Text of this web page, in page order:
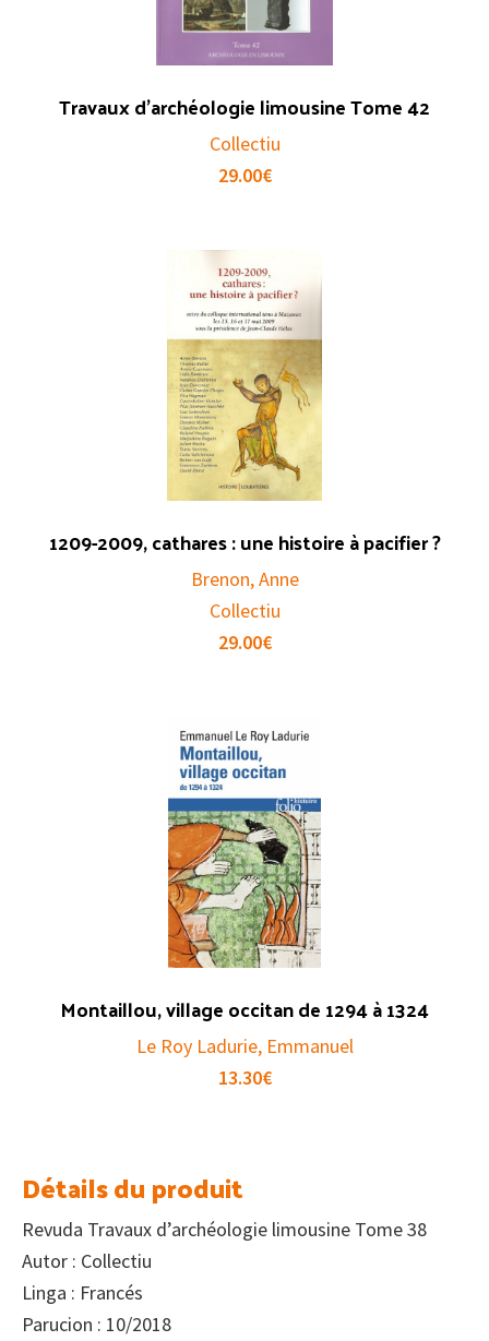
Travaux d’archéologie limousine Tome 42
Collectiu
29.00€
1209-2009, cathares : une histoire à pacifier ?
Brenon, Anne
Collectiu
29.00€
Montaillou, village occitan de 1294 à 1324
Le Roy Ladurie, Emmanuel
13.30€
Détails du produit
Revuda Travaux d’archéologie limousine Tome 38
Autor : Collectiu
Linga : Francés
Parucion : 10/2018